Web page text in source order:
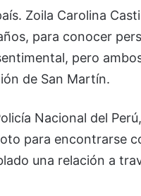
Zoila Carolina
para conocer
pero
de San Martín.
Nacional del
para encontrarse
una relación a